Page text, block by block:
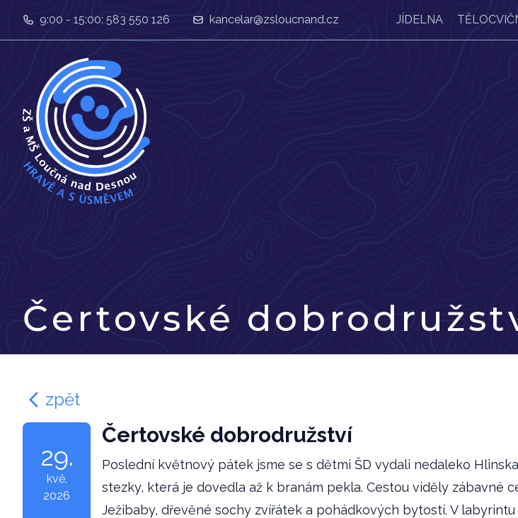
9:00 - 15:00: 583 550 126 kancelar@zsloucnand.cz JÍDELNA
Čertovské
zpět
29.
kvě,
2026
Čertovské dobrodružství
Poslední květnový pátek jsme se s dětmi ŠD vydali nedaleko
stezky, která je dovedla až k branám pekla. Cestou viděly zábavné
Ježibaby, dřevěné sochy zvířátek a pohádkových bytostí. V